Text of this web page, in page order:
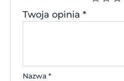
Twoja opinia*
Nazwa*